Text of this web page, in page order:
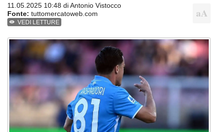
11.05.2025 10:48 diAntonio Vistocco
Fonte: tuttomercatoweb.com
VEDI LETTURE